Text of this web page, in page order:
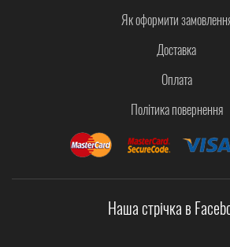
Як оформити
Доставка
Оплата
Політика повернення
Наша стрічка в